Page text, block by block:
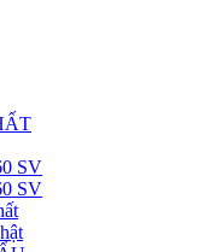
SV
SV